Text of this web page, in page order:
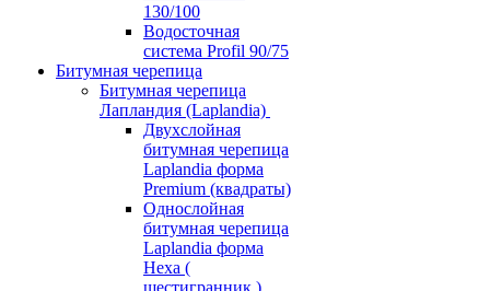
130/100
Водосточная
система Profil 90/75
Битумная черепица
Битумная черепица
Лапландия (Laplandia)
Двухслойная
битумная черепица
Laplandia форма
Premium (квадраты)
Однослойная
битумная черепица
Laplandia форма
Hexa (
шестигранник )